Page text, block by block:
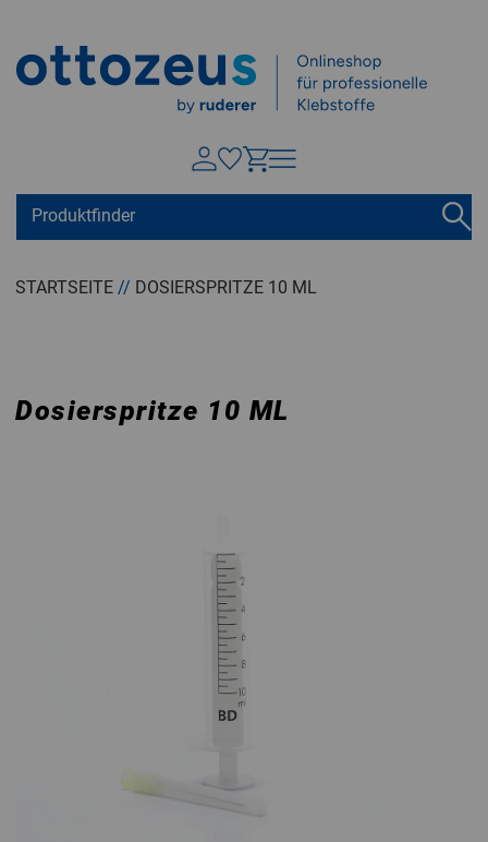
Springen zu
Tastaturkurzbefehle
STARTSEITE // DOSIERSPRITZE 10 ML
Dosierspritze 10 ML